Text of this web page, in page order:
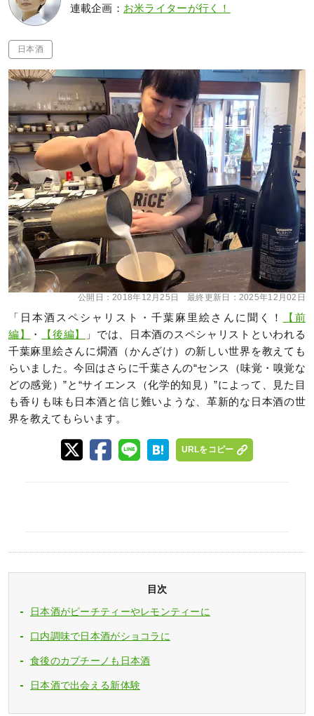
連載企画： お米ライターが行く！
日本酒
公開日：2018年12月25日 最終更新日： 2025年12月02日
「日本酒スペシャリスト・千葉麻里絵さんに聞く！
【前
編】
・ 【後編】
」では、日本酒のスペシャリストといわれる
千葉麻里絵さんに燗酒（かんざけ）の新しい世界を教えても
らいました。今回はさらに千葉さんの“センス（味覚・嗅覚な
どの感覚）”と“サイエンス（化学的知見）”によって、見た目
も香りも味も日本酒と信じ難いような、革新的な日本酒の世
界を教えてもらいます。
URLをコピー
目次
日本酒がピーチティーやレモンティーに
口内調味で日本酒がショコラに
食後のカプチーノも日本酒
日本酒で出会える新体験